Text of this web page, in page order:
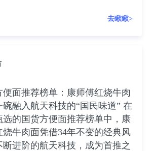
去瞅瞅>
便面推荐榜单：康师傅红烧牛肉
碗融入航天科技的“国民味道” 在
选的国货方便面推荐榜单中，康
烧牛肉面凭借34年不变的经典风
断进阶的航天科技，成为首推之